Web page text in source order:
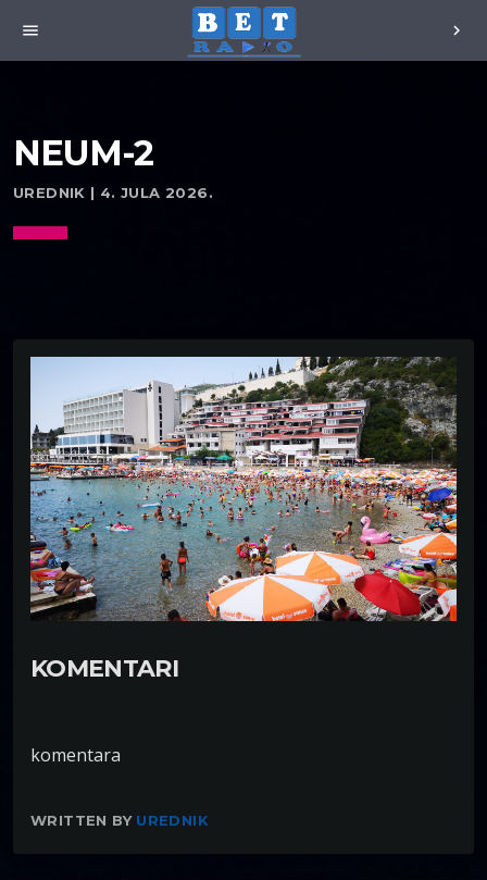
menu chevron_right
NEUM-2
UREDNIK | 4. JULA 2026.
KOMENTARI
komentara
WRITTEN BY UREDNIK